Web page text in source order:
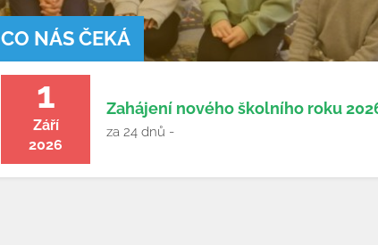
CO NÁS ČEKÁ
1
Září
2026
Zahájení nového školního roku
za 24 dnů -